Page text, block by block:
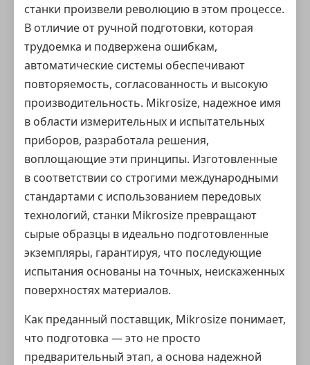
станки произвели революцию в этом процессе.
В отличие от ручной подготовки, которая
трудоемка и подвержена ошибкам,
автоматические системы обеспечивают
повторяемость, согласованность и высокую
производительность. Mikrosize, надежное имя
в области измерительных и испытательных
приборов, разработала решения,
воплощающие эти принципы. Изготовленные
в соответствии со строгими международными
стандартами с использованием передовых
технологий, станки Mikrosize превращают
сырые образцы в идеально подготовленные
экземпляры, гарантируя, что последующие
испытания основаны на точных, неискаженных
поверхностях материалов.
Как преданный поставщик, Mikrosize понимает,
что подготовка — это не просто
предварительный этап, а основа надежной